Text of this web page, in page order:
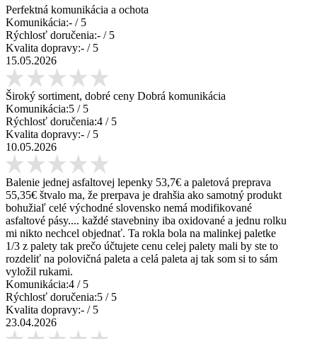
Perfektná komunikácia a ochota
Komunikácia:- / 5
Rýchlosť doručenia:- / 5
Kvalita dopravy:- / 5
15.05.2026
Široký sortiment, dobré ceny Dobrá komunikácia
Komunikácia:5 / 5
Rýchlosť doručenia:4 / 5
Kvalita dopravy:- / 5
10.05.2026
Balenie jednej asfaltovej lepenky 53,7€ a paletová preprava
55,35€ štvalo ma, že prerpava je drahšia ako samotný produkt
bohužiaľ celé východné slovensko nemá modifikované
asfaltové pásy.... každé stavebniny iba oxidované a jednu rolku
mi nikto nechcel objednať. Ta rokla bola na malinkej paletke
1/3 z palety tak prečo účtujete cenu celej palety mali by ste to
rozdeliť na polovičná paleta a celá paleta aj tak som si to sám
vyložil rukami.
Komunikácia:4 / 5
Rýchlosť doručenia:5 / 5
Kvalita dopravy:- / 5
23.04.2026